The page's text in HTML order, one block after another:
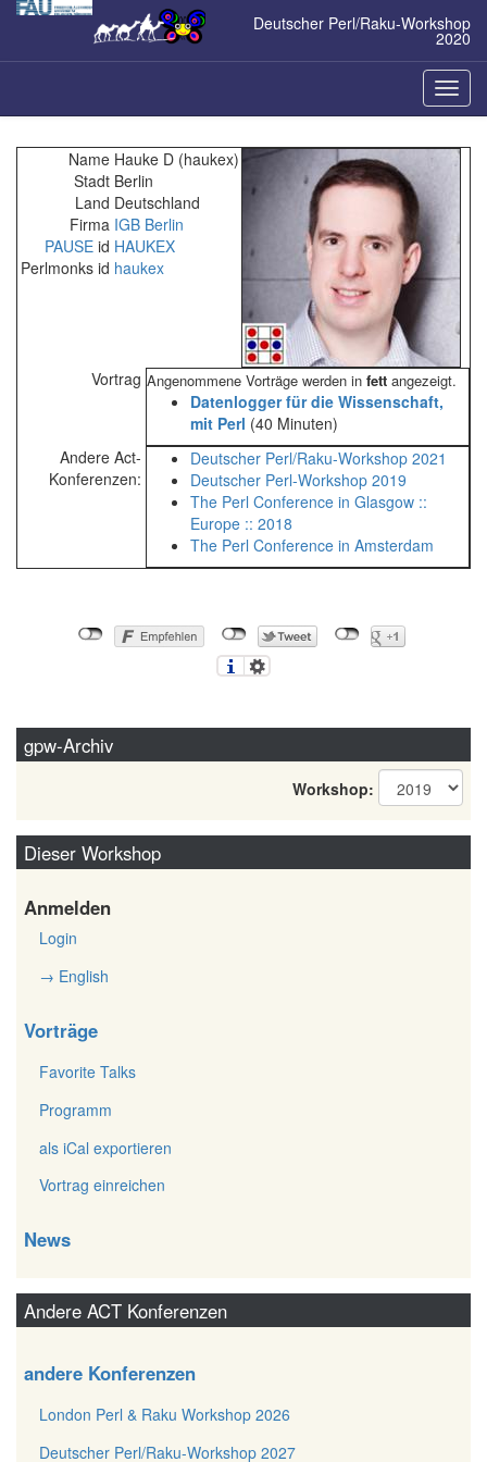
Zum
Deutscher Perl/Raku-Workshop
2020
ein-/
Name Hauke D (haukex)
Stadt Berlin
Land Deutschland
Firma IGB Berlin
PAUSEid HAUKEX
Perlmonks id haukex
Vortrag Angenommene Vorträge werden in fett angezeigt.
‎Datenlogger für die Wissenschaft,
mit Perl‎ (40 Minuten)
Andere Act-
Konferenzen:
Deutscher Perl/Raku-Workshop 2021
Deutscher Perl-Workshop 2019
The Perl Conference in Glasgow ::
Europe :: 2018
The Perl Conference in Amsterdam
gpw-Archiv
Workshop:
Dieser Workshop
Anmelden
Login
→ English
Vorträge
Favorite Talks
Programm
als iCal exportieren
Vortrag einreichen
News
Andere ACT Konferenzen
andere Konferenzen
London Perl & Raku Workshop 2026
Deutscher Perl/Raku-Workshop 2027